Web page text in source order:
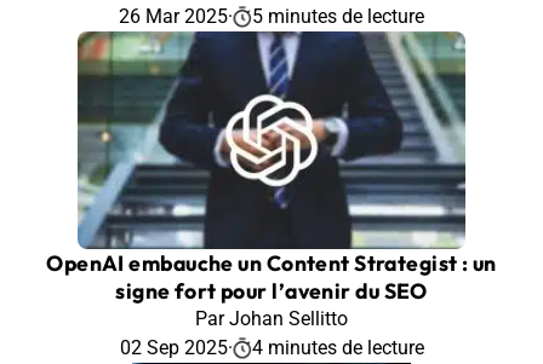
26 Mar 2025· 5 minutes de lecture
OpenAI embauche un Content Strategist : un
signe fort pour l’avenir du SEO
Par Johan Sellitto
02 Sep 2025· 4 minutes de lecture